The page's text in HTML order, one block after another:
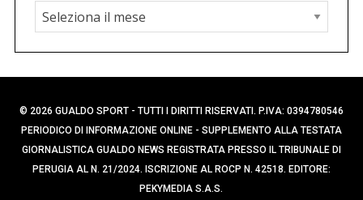
A
r
c
h
i
v
i
© 2026 GUALDO SPORT - TUTTI I DIRITTI RISERVATI. P.IVA: 0394780546
PERIODICO DI INFORMAZIONE ONLINE - SUPPLEMENTO ALLA TESTATA
GIORNALISTICA GUALDO NEWS REGISTRATA PRESSO IL TRIBUNALE DI
PERUGIA AL N. 21/2024. ISCRIZIONE AL ROCP N. 42518. EDITORE:
PEKYMEDIA S.A.S.